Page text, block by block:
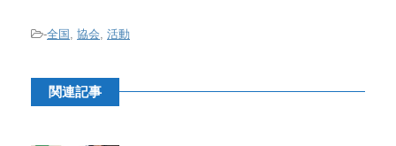
-全国 , 協会, 活動
関連記事